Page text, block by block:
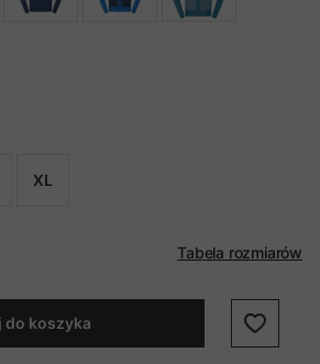
XL
Tabela rozmiarów
do koszyka